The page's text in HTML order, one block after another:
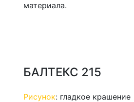
материала.
БАЛТЕКС 215
Рисунок: гладкое крашение